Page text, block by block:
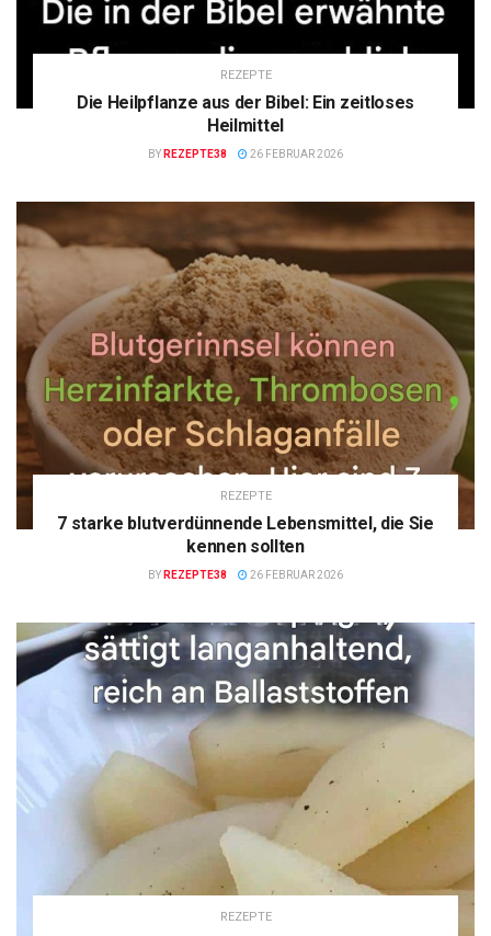
REZEPTE
Die Heilpflanze aus der Bibel: Ein zeitloses
Heilmittel
BY REZEPTE38 26 FEBRUAR 2026
REZEPTE
7 starke blutverdünnende Lebensmittel, die Sie
kennen sollten
BY REZEPTE38 26 FEBRUAR 2026
REZEPTE